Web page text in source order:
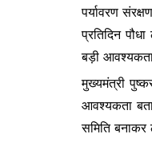
पर्यावरण
प्रतिदिन
बड़ी
मुख्यमंत्री
आवश्यकता
समिति